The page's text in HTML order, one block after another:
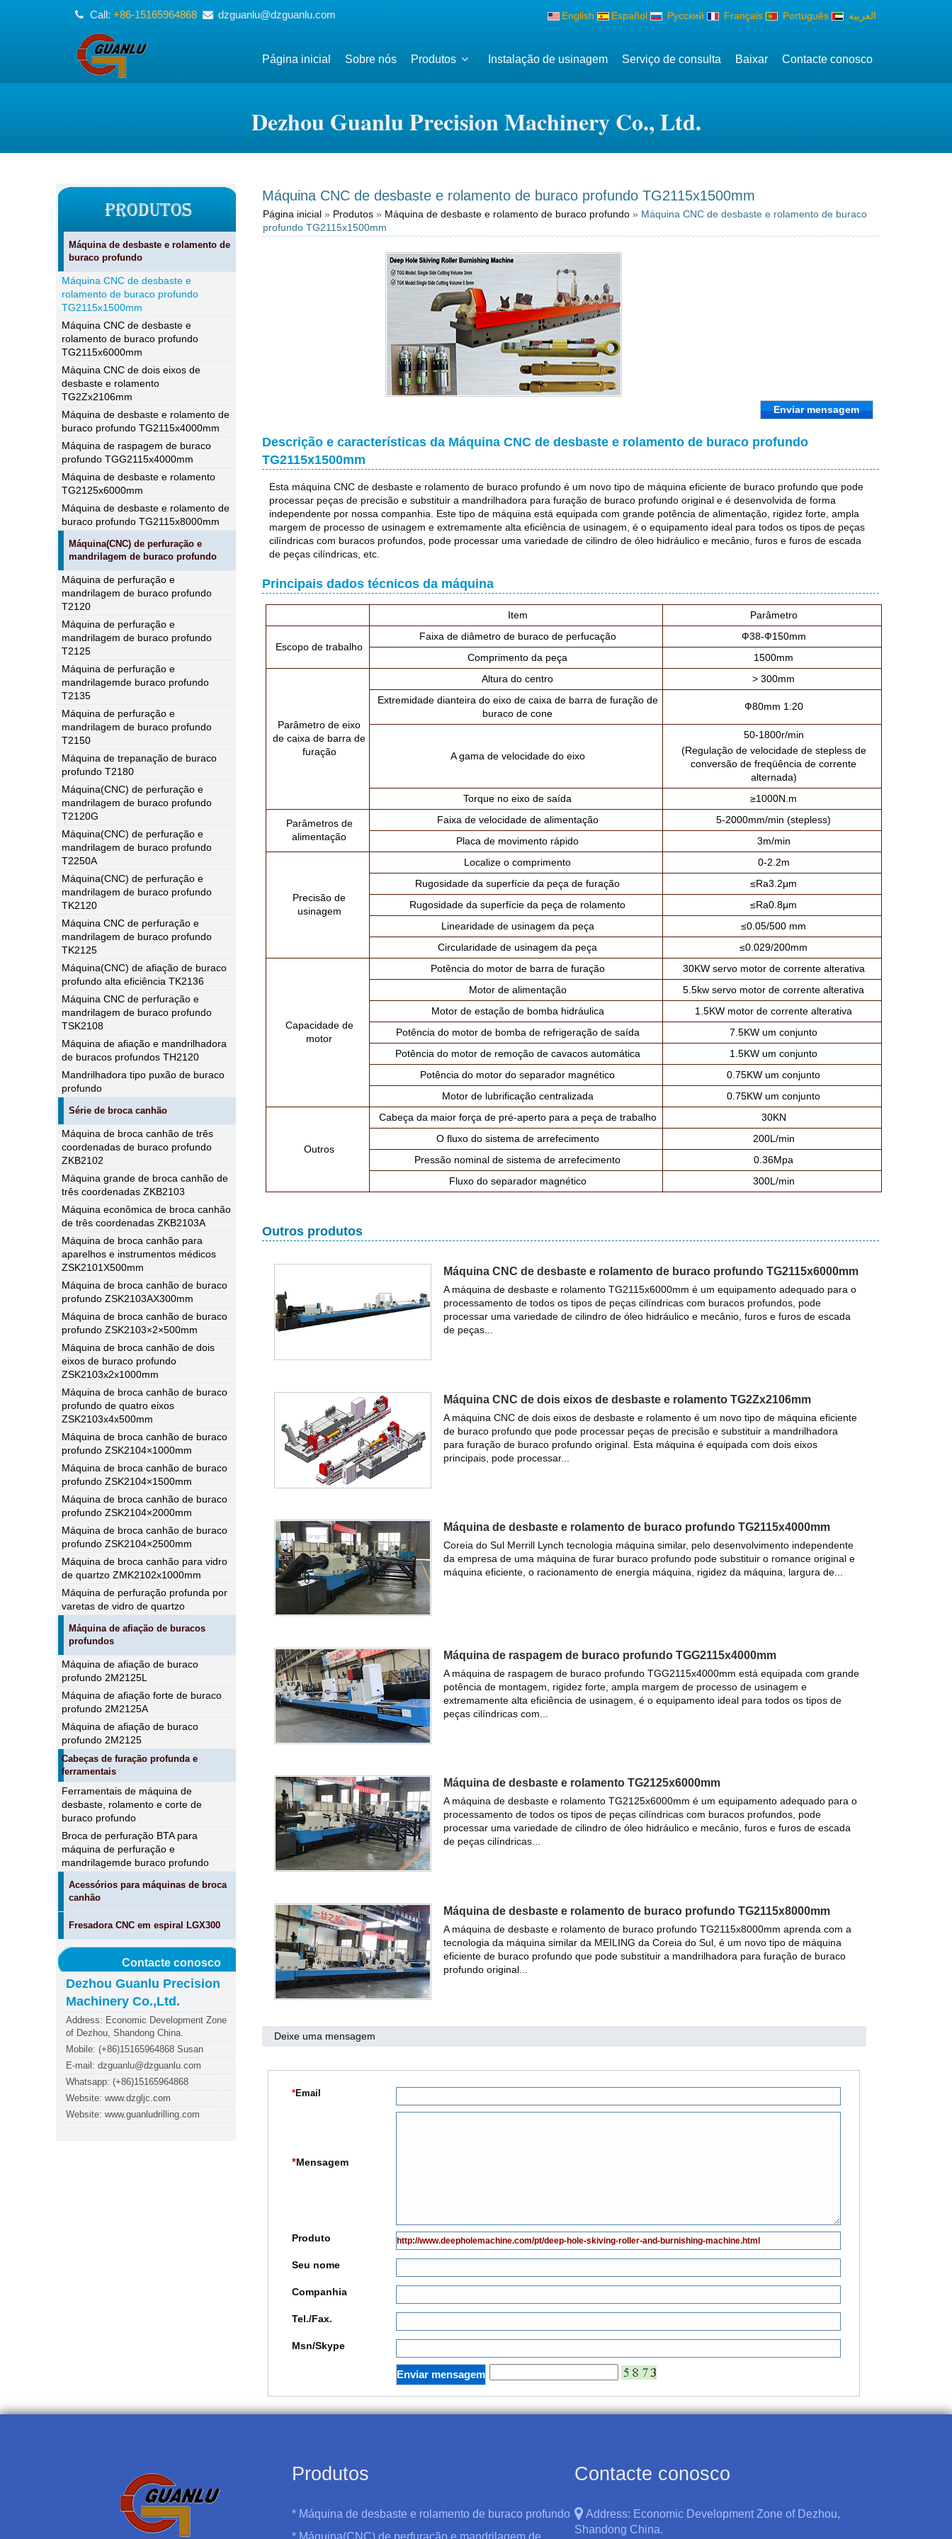
Call: +86-15165964868 dzguanlu@dzguanlu.com English Español Русский Français Português العربية
Página inicial Sobre nós Produtos Instalação de usinagem Serviço de consulta Baixar Contacte conosco
Dezhou Guanlu Precision Machinery Co., Ltd.
Máquina de desbaste e rolamento de
buraco profundo
Máquina CNC de desbaste e
rolamento de buraco profundo
TG2115x1500mm
Máquina CNC de desbaste e
rolamento de buraco profundo
TG2115x6000mm
Máquina CNC de dois eixos de
desbaste e rolamento
TG2Zx2106mm
Máquina de desbaste e rolamento de
buraco profundo TG2115x4000mm
Máquina de raspagem de buraco
profundo TGG2115x4000mm
Máquina de desbaste e rolamento
TG2125x6000mm
Máquina de desbaste e rolamento de
buraco profundo TG2115x8000mm
Máquina(CNC) de perfuração e
mandrilagem de buraco profundo
Máquina de perfuração e
mandrilagem de buraco profundo
T2120
Máquina de perfuração e
mandrilagem de buraco profundo
T2125
Máquina de perfuração e
mandrilagemde buraco profundo
T2135
Máquina de perfuração e
mandrilagem de buraco profundo
T2150
Máquina de trepanação de buraco
profundo T2180
Máquina(CNC) de perfuração e
mandrilagem de buraco profundo
T2120G
Máquina(CNC) de perfuração e
mandrilagem de buraco profundo
T2250A
Máquina(CNC) de perfuração e
mandrilagem de buraco profundo
TK2120
Máquina CNC de perfuração e
mandrilagem de buraco profundo
TK2125
Máquina(CNC) de afiação de buraco
profundo alta eficiência TK2136
Máquina CNC de perfuração e
mandrilagem de buraco profundo
TSK2108
Máquina de afiação e mandrilhadora
de buracos profundos TH2120
Mandrilhadora tipo puxão de buraco
profundo
Série de broca canhão
Máquina de broca canhão de três
coordenadas de buraco profundo
ZKB2102
Máquina grande de broca canhão de
três coordenadas ZKB2103
Máquina econômica de broca canhão
de três coordenadas ZKB2103A
Máquina de broca canhão para
aparelhos e instrumentos médicos
ZSK2101X500mm
Máquina de broca canhão de buraco
profundo ZSK2103AX300mm
Máquina de broca canhão de buraco
profundo ZSK2103×2×500mm
Máquina de broca canhão de dois
eixos de buraco profundo
ZSK2103x2x1000mm
Máquina de broca canhão de buraco
profundo de quatro eixos
ZSK2103x4x500mm
Máquina de broca canhão de buraco
profundo ZSK2104×1000mm
Máquina de broca canhão de buraco
profundo ZSK2104×1500mm
Máquina de broca canhão de buraco
profundo ZSK2104×2000mm
Máquina de broca canhão de buraco
profundo ZSK2104×2500mm
Máquina de broca canhão para vidro
de quartzo ZMK2102x1000mm
Máquina de perfuração profunda por
varetas de vidro de quartzo
Máquina de afiação de buracos
profundos
Máquina de afiação de buraco
profundo 2M2125L
Máquina de afiação forte de buraco
profundo 2M2125A
Máquina de afiação de buraco
profundo 2M2125
Cabeças de furação profunda e
ferramentais
Ferramentais de máquina de
desbaste, rolamento e corte de
buraco profundo
Broca de perfuração BTA para
máquina de perfuração e
mandrilagemde buraco profundo
Acessórios para máquinas de broca
canhão
Fresadora CNC em espiral LGX300
Contacte conosco
Dezhou Guanlu Precision
Machinery Co.,Ltd.
Address: Economic Development Zone
of Dezhou, Shandong China.
Mobile: (+86)15165964868 Susan
E-mail: dzguanlu@dzguanlu.com
Whatsapp: (+86)15165964868
Website: www.dzgljc.com
Website: www.guanludrilling.com
Máquina CNC de desbaste e rolamento de buraco profundo TG2115x1500mm
Página inicial» Produtos» Máquina de desbaste e rolamento de buraco profundo» Máquina CNC de desbaste e rolamento de buraco
profundo TG2115x1500mm
Enviar mensagem
Descrição e características da Máquina CNC de desbaste e rolamento de buraco profundo
TG2115x1500mm
Esta máquina CNC de desbaste e rolamento de buraco profundo é um novo tipo de máquina eficiente de buraco profundo que pode
processar peças de precisão e substituir a mandrilhadora para furação de buraco profundo original e é desenvolvida de forma
independente por nossa companhia. Este tipo de máquina está equipada com grande potência de alimentação, rigidez forte, ampla
margem de processo de usinagem e extremamente alta eficiência de usinagem, é o equipamento ideal para todos os tipos de peças
cilíndricas com buracos profundos, pode processar uma variedade de cilindro de óleo hidráulico e mecânio, furos e furos de escada
de peças cilíndricas, etc.
Principais dados técnicos da máquina
Item Parâmetro
Escopo de trabalho
Faixa de diâmetro de buraco de perfucação
Ф38-Ф150mm
Comprimento da peça
1500mm
Parâmetro de eixo
de caixa de barra de
furação
Altura do centro
> 300mm
Extremidade dianteira do eixo de caixa de barra de furação de
buraco de cone
Ф80mm 1:20
A gama de velocidade do eixo
50-1800r/min
(Regulação de velocidade de stepless de
conversão de freqüência de corrente
alternada)
Torque no eixo de saída
≥1000N.m
Parâmetros de
alimentação
Faixa de velocidade de alimentação
5-2000mm/min (stepless)
Placa de movimento rápido
3m/min
Precisão de
usinagem
Localize o comprimento
0-2.2m
Rugosidade da superfície da peça de furação
≤Ra3.2μm
Rugosidade da superfície da peça de rolamento
≤Ra0.8μm
Linearidade de usinagem da peça
≤0.05/500 mm
Circularidade de usinagem da peça
≤0.029/200mm
Capacidade de
motor
Potência do motor de barra de furação
30KW servo motor de corrente alterativa
Motor de alimentação
5.5kw servo motor de corrente alterativa
Motor de estação de bomba hidráulica
1.5KW motor de corrente alterativa
Potência do motor de bomba de refrigeração de saída
7.5KW um conjunto
Potência do motor de remoção de cavacos automática
1.5KW um conjunto
Potência do motor do separador magnético
0.75KW um conjunto
Motor de lubrificação centralizada
0.75KW um conjunto
Outros
Cabeça da maior força de pré-aperto para a peça de trabalho
30KN
O fluxo do sistema de arrefecimento
200L/min
Pressão nominal de sistema de arrefecimento
0.36Mpa
Fluxo do separador magnético
300L/min
Outros produtos
Máquina CNC de desbaste e rolamento de buraco profundo TG2115x6000mm
A máquina de desbaste e rolamento TG2115x6000mm é um equipamento adequado para o
processamento de todos os tipos de peças cilíndricas com buracos profundos, pode
processar uma variedade de cilindro de óleo hidráulico e mecânio, furos e furos de escada
de peças...
Máquina CNC de dois eixos de desbaste e rolamento TG2Zx2106mm
A máquina CNC de dois eixos de desbaste e rolamento é um novo tipo de máquina eficiente
de buraco profundo que pode processar peças de precisão e substituir a mandrilhadora
para furação de buraco profundo original. Esta máquina é equipada com dois eixos
principais, pode processar...
Máquina de desbaste e rolamento de buraco profundo TG2115x4000mm
Coreia do Sul Merrill Lynch tecnologia máquina similar, pelo desenvolvimento independente
da empresa de uma máquina de furar buraco profundo pode substituir o romance original e
máquina eficiente, o racionamento de energia máquina, rigidez da máquina, largura de...
Máquina de raspagem de buraco profundo TGG2115x4000mm
A máquina de raspagem de buraco profundo TGG2115x4000mm está equipada com grande
potência de montagem, rigidez forte, ampla margem de processo de usinagem e
extremamente alta eficiência de usinagem, é o equipamento ideal para todos os tipos de
peças cilíndricas com...
Máquina de desbaste e rolamento TG2125x6000mm
A máquina de desbaste e rolamento TG2125x6000mm é um equipamento adequado para o
processamento de todos os tipos de peças cilíndricas com buracos profundos, pode
processar uma variedade de cilindro de óleo hidráulico e mecânio, furos e furos de escada
de peças cilíndricas...
Máquina de desbaste e rolamento de buraco profundo TG2115x8000mm
A máquina de desbaste e rolamento de buraco profundo TG2115x8000mm aprenda com a
tecnologia da máquina similar da MEILING da Coreia do Sul, é um novo tipo de máquina
eficiente de buraco profundo que pode substituir a mandrilhadora para furação de buraco
profundo original...
Deixe uma mensagem
*Email
*Mensagem
Produto
Seu nome
Companhia
Tel./Fax.
Msn/Skype
Produtos
* Máquina de desbaste e rolamento de buraco profundo
* Máquina(CNC) de perfuração e mandrilagem de
Contacte conosco
Address: Economic Development Zone of Dezhou,
Shandong China.